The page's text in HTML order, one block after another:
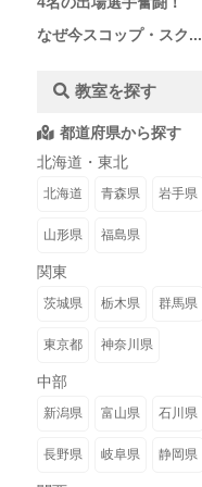
なぜ今スコップ・スク...
教室を探す
都道府県から探す
北海道・東北
北海道 青森県 岩手県
山形県 福島県
関東
茨城県 栃木県 群馬県
東京都 神奈川県
中部
新潟県 富山県 石川県
長野県 岐阜県 静岡県